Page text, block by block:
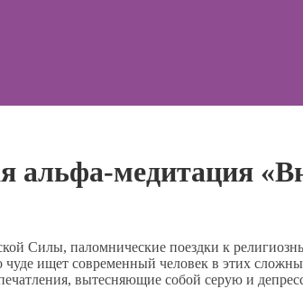
медитация
Силы, паломнические поездки к
ищет современный человек в этих
вытесняющие собой серую и